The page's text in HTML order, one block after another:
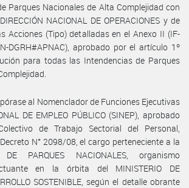
Parques Nacionales de Alta Complejidad con
NACIONAL DE OPERACIONES y de
Acciones (Tipo) detalladas en el Anexo II (IF-
DGRH#APNAC), aprobado por el artículo 1º
para todas las Intendencias de Parques
al Nomenclador de Funciones Ejecutivas
DE EMPLEO PÚBLICO (SINEP), aprobado
de Trabajo Sectorial del Personal,
N° 2098/08, el cargo perteneciente a la
DE PARQUES NACIONALES, organismo
en la órbita del MINISTERIO DE
SOSTENIBLE, según el detalle obrante